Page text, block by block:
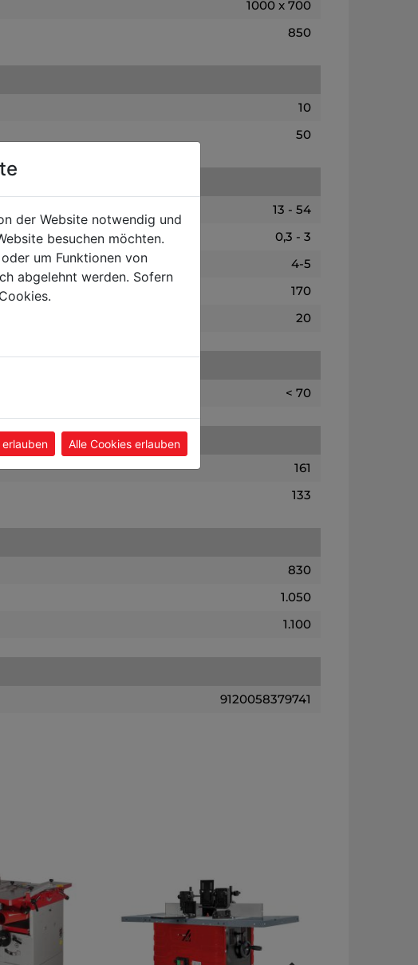
1000 x 700
850
10
50
13 - 54
0,3 - 3
4-5
170
20
< 70
161
133
830
1.050
1.100
9120058379741
der Website notwendig und
besuchen möchten.
um Funktionen von
abgelehnt werden. Sofern
Alle Cookies erlauben